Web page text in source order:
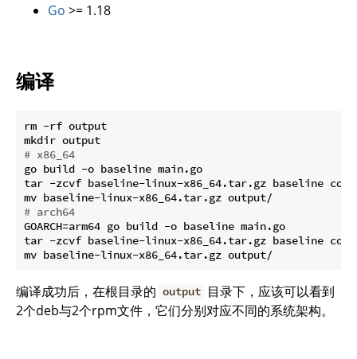
Go >= 1.18
编译
rm -rf output
# x86_64
go build -o baseline main.go
tar -zcvf baseline-linux-x86_64.tar.gz baseline
# arch64
GOARCH=arm64 go build -o baseline main.go
tar -zcvf baseline-linux-x86_64.tar.gz baseline
编译成功后，在根目录的 output 目录下，应该可以看到
2个deb与2个rpm文件，它们分别对应不同的系统架构。